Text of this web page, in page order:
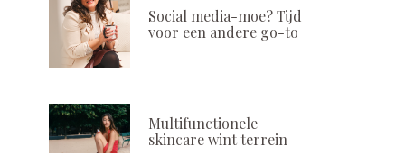
Social media-moe? Tijd
voor een andere go-to
Multifunctionele
skincare wint terrein